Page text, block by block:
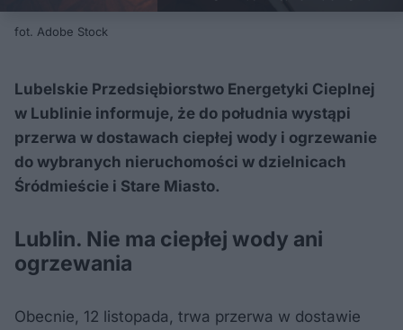
fot. Adobe Stock
Lubelskie Przedsiębiorstwo Energetyki Cieplnej
w Lublinie informuje, że do południa wystąpi
przerwa w dostawach ciepłej wody i ogrzewanie
do wybranych nieruchomości w dzielnicach
Śródmieście i Stare Miasto.
Lublin. Nie ma ciepłej wody ani
ogrzewania
Obecnie, 12 listopada, trwa przerwa w dostawie